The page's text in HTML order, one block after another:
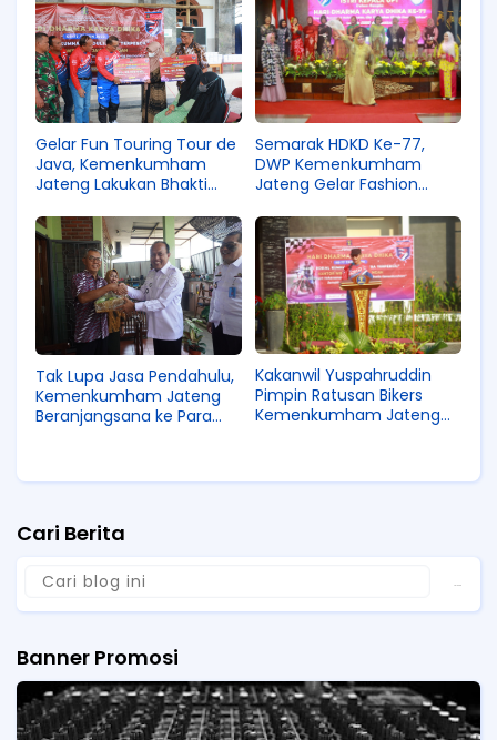
Gelar Fun Touring Tour de
Java, Kemenkumham
Jateng Lakukan Bhakti
Semarak HDKD Ke-77,
DWP Kemenkumham
Jateng Gelar Fashion
Tak Lupa Jasa Pendahulu,
Kemenkumham Jateng
Beranjangsana ke Para
Kakanwil Yuspahruddin
Pimpin Ratusan Bikers
Kemenkumham Jateng
Cari Berita
Banner Promosi